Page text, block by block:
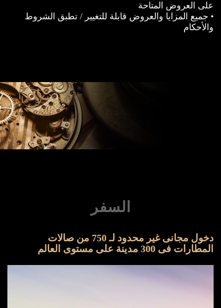
على العروض المتاحة
• جميع المزايا والعروض قابلة للتغيير / تطبق الشروط
والأحكام
السفر
دخول مجانى غير محدود لـ 750 من صالات
المطارات فى 300 مدينة على مستوى العالم